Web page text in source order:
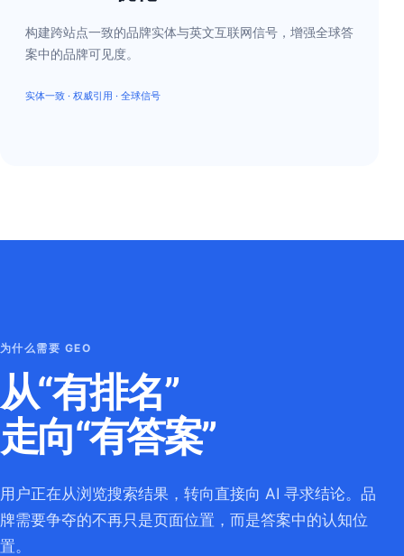
构建跨站点一致的品牌实体与英文互联网信号，增强全球答
案中的品牌可见度。
实体一致 · 权威引用 · 全球信号
为什么需要 GEO
从“有排名”
走向“有答案”
用户正在从浏览搜索结果，转向直接向 AI 寻求结论。品
牌需要争夺的不再只是页面位置，而是答案中的认知位
置。